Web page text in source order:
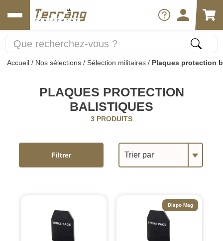
Accueil / Nos sélections / Sélection militaires / Plaques protection
PLAQUES PROTECTION
BALISTIQUES
3 PRODUITS
Trier par
Filtrer
Dispo Mag